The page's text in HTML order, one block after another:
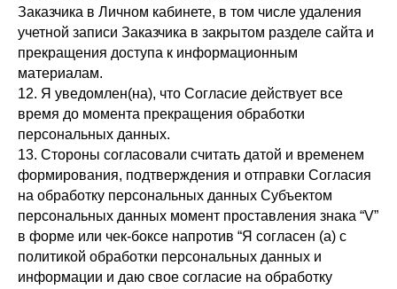
Заказчика в Личном кабинете, в том числе удаления
учетной записи Заказчика в закрытом разделе сайта и
прекращения доступа к информационным
материалам.
12. Я уведомлен(на), что Согласие действует все
время до момента прекращения обработки
персональных данных.
13. Стороны согласовали считать датой и временем
формирования, подтверждения и отправки Согласия
на обработку персональных данных Субъектом
персональных данных момент проставления знака “V”
в форме или чек-боксе напротив “Я согласен (а) с
политикой обработки персональных данных и
информации и даю свое согласие на обработку